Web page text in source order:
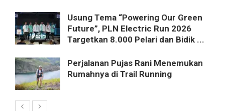
Usung Tema “Powering Our Green
Future”, PLN Electric Run 2026
Targetkan 8.000 Pelari dan Bidik ...
Perjalanan Pujas Rani Menemukan
Rumahnya di Trail Running